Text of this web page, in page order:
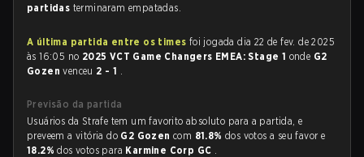
partidas terminaram empatadas.
A última partida entre os times foi jogada dia 22 de fev. de 2025
às 16:05 no 2025 VCT Game Changers EMEA: Stage 1 onde G2
Gozenvenceu 2 - 1 .
Previsão da partida
Usuários da Strafe tem um favorito absoluto para a partida, e
preveem a vitória do G2 Gozencom 81.8%dos votos a seu favor e
18.2%dos votos para Karmine Corp GC .